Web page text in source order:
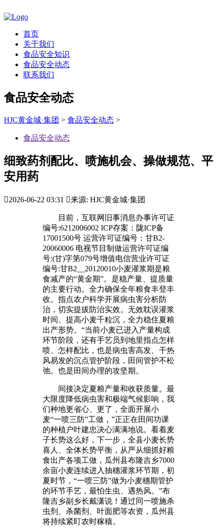
首页
关于我们
食品安全知识
食品安全动态
联系我们
食品安全动态
HJC黄金城·集团 > 食品安全动态 >
食品安全动态
细致药剂配比、喷施机会、操做规范、平
安用药
2026-06-22 03:31 来源: HJC黄金城·集团
目前，互联网旧事消息办事许可证
编号:6212006002 ICP存案：陇ICP备
17001500号 运营许可证编号：甘B2-
20060006 电视节目制做运营许可证编
号:(甘)字第079号增值电信营业许可证
编号:甘B2__20120010小麦灌浆期是粮
食减产的“黄金期”。是稳产量、提质量
的主要行动。全力确保全年粮食丰登丰
收。指点农户科学开展病虫害分析防
治，切实提拔防治实效。无效耽误灌浆
时间、提高小麦千粒沉，全力稳住夏粮
出产形势。“当前小麦已进入产量构成
环节阶段，还有手艺员到地里指点怎样
喷、怎样配比，也是病虫害高发、干热
风易发的沉点管护阶段，田间管护不松
弛。也是田间办理的攻坚期。
间接决定夏粮产量和收获质量。最
大限度降低病虫害和极端气候影响，我
们种地更省心、更了，全面开展小
麦“一喷三防”工做，”正正在田间功课
的种植户叶建忠决心满满地说。看着麦
子长势这么好，下一步，全县小麦长势
喜人、全体长势平衡，从严从细抓好粮
食出产各项工做，瓜州县布隆吉乡7000
余亩小麦连续进入抽穗灌浆环节期，初
夏时节，“一喷三防”做为小麦穗期管护
的环节手艺，最怕生虫、遇热风。”布
隆吉乡副乡长戴潇说！通过同一喷施杀
虫剂、杀菌剂、叶面肥等农资，瓜州县
将持续紧盯农时稼穑。